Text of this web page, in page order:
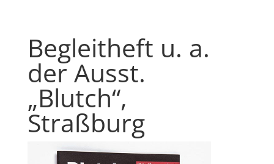
Begleitheft u. a.
der Ausst.
„Blutch“,
Straßburg